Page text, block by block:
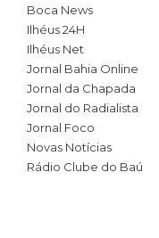
Boca News
Ilhéus 24H
Ilhéus Net
Jornal Bahia Online
Jornal da Chapada
Jornal do Radialista
Jornal Foco
Novas Notícias
Rádio Clube do Baú